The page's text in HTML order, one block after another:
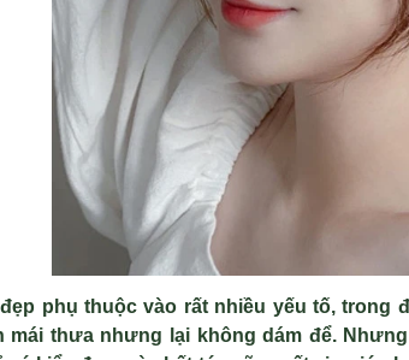
phụ thuộc vào rất nhiều yếu tố,
mái thưa nhưng lại không dám để.